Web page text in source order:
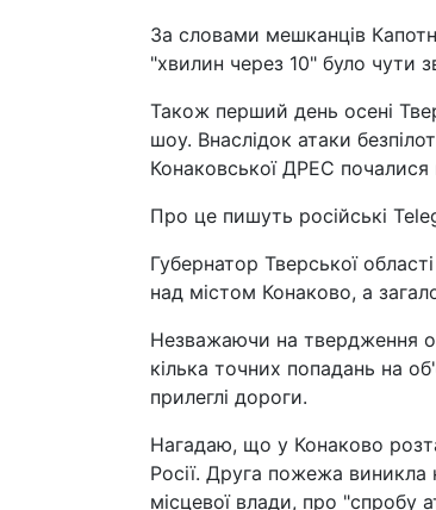
За словами мешканців
"хвилин через 10" було чути
Також перший день осені
шоу. Внаслідок атаки
Конаковської ДРЕС почалися
Про це пишуть російські
Губернатор Тверської
над містом Конаково, а
Незважаючи на твердження
кілька точних попадань на
прилеглі дороги.
Нагадаю, що у Конаково
Росії. Друга пожежа
місцевої влади, про "спробу